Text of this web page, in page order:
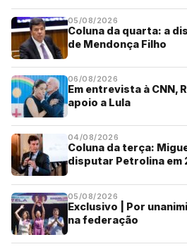
05/08/2026
Coluna da quarta: a
de Mendonça Filho
06/08/2026
Em entrevista à CNN,
apoio a Lula
04/08/2026
Coluna da terça:
disputar Petrolina em
05/08/2026
Exclusivo | Por
na federação